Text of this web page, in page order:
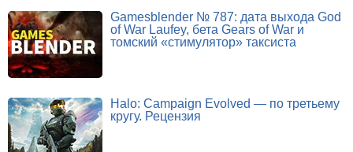
Gamesblender № 787: дата выхода God
of War Laufey, бета Gears of War и
томский «стимулятор» таксиста
Halo: Campaign Evolved — по третьему
кругу. Рецензия